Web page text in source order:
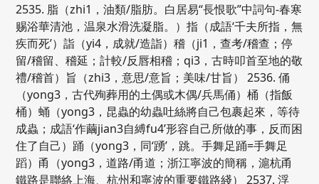
2535. 脂（zhi1，油類/脂肪。白居易“長恨歌”中詞句-春寒
赐浴華清池，温泉水滑洗凝脂。）指（成語‘千夫所指，無
疾而死’）詣（yi4，成就/造詣）稽（ji1，查考/稽查；停
留/稽留、稽延；計較/反唇相稽；qi3，古時叩首至地的敬
禮/稽首）旨（zhi3，意思/意旨；美味/甘旨） 2536. 俑
（yong3，古代殉葬用的土偶或木偶/兵馬俑）桶（指飯
桶）蛹（yong3，昆蟲的幼蟲吐絲將自己包裹起來，等待
成蟲；成語‘作繭jian3自縛fu4’形容自己所做的事，反而困
住了自己）踊（yong3，同‘踴’，跳。手舞足踊=手舞足
蹈）甬（yong3，道路/甬道；浙江寧波的簡稱，滬杭甬
鐵路是聯絡上海、杭州和寧波的重要鐵路綫） 2537. 浮